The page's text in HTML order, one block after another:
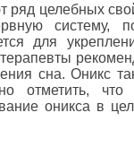
целебных
систему,
для
сна. Оникс
отметить, что
оникса в